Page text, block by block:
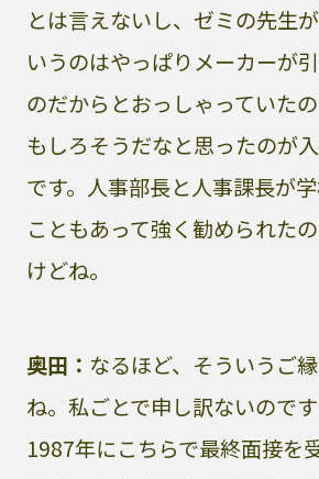
とは言えないし、ゼミの先生
いうのはやっぱりメーカーが
のだからとおっしゃっていた
もしろそうだなと思ったのが
です。人事部長と人事課長が
こともあって強く勧められた
けどね。
奥田： なるほど、そういうご
ね。私ごとで申し訳ないので
1987年にこちらで最終面接を